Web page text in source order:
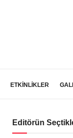
ETKİNLİKLER
Editörün